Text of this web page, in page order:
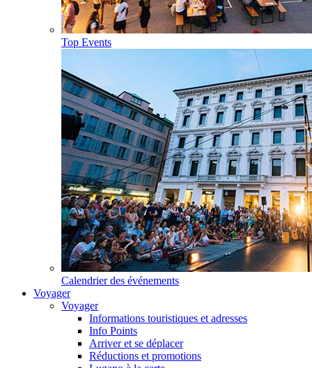
Top Events
Calendrier des événements
Voyager
Voyager
Informations touristiques et adresses
Info Points
Arriver et se déplacer
Réductions et promotions